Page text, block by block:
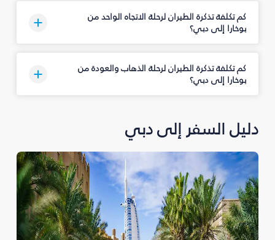
كم تكلفة تذكرة الطيران لرحلة الاتجاه الواحد من
بوخارا إلى دبي؟
كم تكلفة تذكرة الطيران لرحلة الذهاب والعودة من
بوخارا إلى دبي؟
دليل السفر إلى دبي